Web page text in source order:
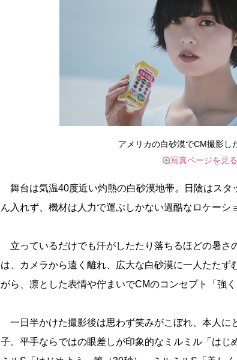
アメリカの白砂漠でCM撮影し
写真ページを見る
舞台は気温40度近い灼熱の白砂漠地帯。日陰はスタ
ん入れず、機材は人力で運ぶしかない過酷なロケーシ
立っているだけでも汗がしたたり落ちるほどの暑さ
は、カメラから遠く離れ、広大な白砂漠に一人たたず
がら、凛とした表情や佇まいでCMのコンセプト「強
一日半かけた撮影後は思わず笑みがこぼれ、本人に
子。平手ならではの眼差しが印象的なミルミル「はじ